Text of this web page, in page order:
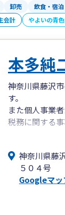
卸売 飲食・宿泊
会計 やよいの青
本多純
神奈川県藤沢
す。
また個人事業
税務に関する
特に相続に関
ご相談くださ
神奈川県藤
５０４号
Googleマッ